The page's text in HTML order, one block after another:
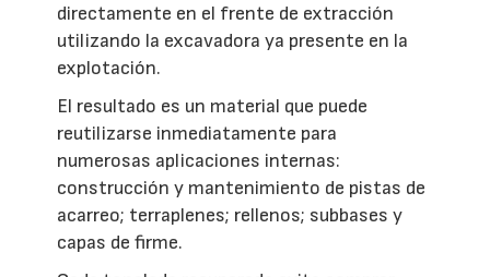
directamente en el frente de extracción
utilizando la excavadora ya presente en la
explotación.
El resultado es un material que puede
reutilizarse inmediatamente para
numerosas aplicaciones internas:
construcción y mantenimiento de pistas de
acarreo; terraplenes; rellenos; subbases y
capas de firme.